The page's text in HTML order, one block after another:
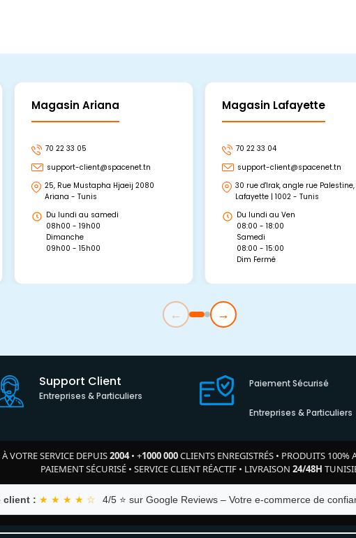
Magasin Ariana
70 22 33 05
support-client@spacenet.tn
25, Rue Mustapha Hjaeij 2080
Ariana - Tunis
Du lundi au samedi
08h00 - 19h00
Dimanche
09h00 - 15h00
Magasin Lafayette
70 22 33 04
support-client@spacenet.tn
30 rue d'Irak, angle rue Palestine,
Lafayette | 1002 - Tunis
Du lundi au Ven
08:00 - 18:00
Samedi
08:00 - 15:00
Dim Fermé
← →
Support Client
Entreprises & Particuliers
Paiement Sécurisé
Entreprises & Particuliers
VOTRE SERVICE DEPUIS2004• +1000 000CLIENTS ENREGISTRÉS• PRODUITS 100%
PAIEMENT SÉCURISÉ • SERVICE CLIENT RÉACTIF • LIVRAISON 24/48H
client : ★ ★ ★ ★ ☆ 4/5 ⭐ sur Google Reviews – Votre e-commerce de